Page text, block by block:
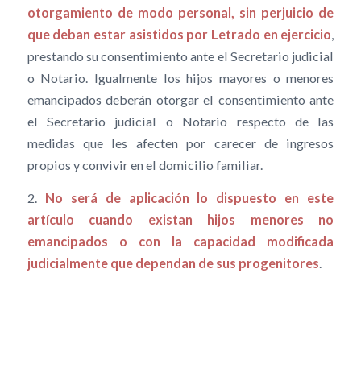
otorgamiento de modo personal, sin perjuicio de
que deban estar asistidos por Letrado en ejercicio,
prestando su consentimiento ante el Secretario judicial
o Notario. Igualmente los hijos mayores o menores
emancipados deberán otorgar el consentimiento ante
el Secretario judicial o Notario respecto de las
medidas que les afecten por carecer de ingresos
propios y convivir en el domicilio familiar.
2. No será de aplicación lo dispuesto en este
artículo cuando existan hijos menores no
emancipados o con la capacidad modificada
judicialmente que dependan de sus progenitores